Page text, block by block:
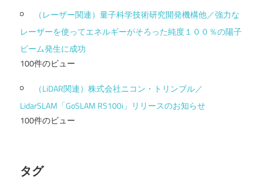
（レーザー関連）量子科学技術研究開発機構他／強力な
レーザーを使ってエネルギーがそろった純度１００％の陽子
ビーム発生に成功
100件のビュー
（LiDAR関連）株式会社ニコン・トリンブル／
LidarSLAM「GoSLAM RS100i」リリースのお知らせ
100件のビュー
タグ